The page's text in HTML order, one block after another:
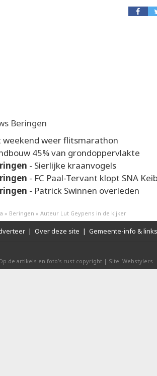
Beringen
weekend weer flitsmarathon
45% van grondoppervlakte
- Sierlijke kraanvogels
- FC Paal-Tervant klopt SNA
- Patrick Swinnen overleden
» Beringen » Auteur Lut Geypens in de kijker
| Over deze site | Gemeente-info & links
de artikels en foto’s rust copyright | Site: Webstylers